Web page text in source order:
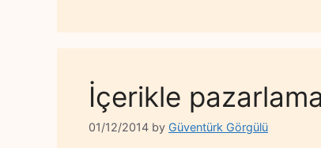
İçerikle
01/12/2014 by Güventürk Görgülü